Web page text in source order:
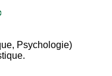
Psychologie)